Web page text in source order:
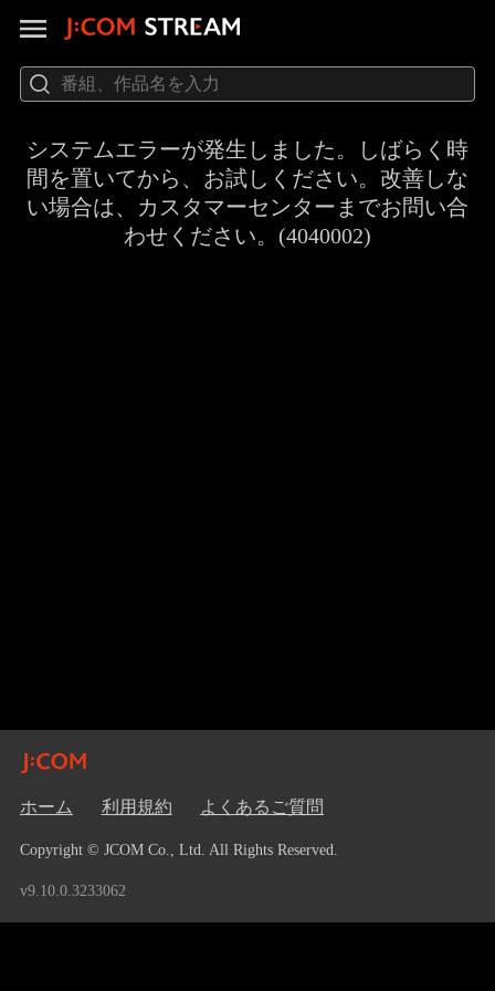
システムエラーが発生しました。しばらく時
間を置いてから、お試しください。改善しな
い場合は、カスタマーセンターまでお問い合
わせください。(4040002)
ホーム 利用規約 よくあるご質問
Copyright © JCOM Co., Ltd. All Rights Reserved.
v9.10.0.3233062